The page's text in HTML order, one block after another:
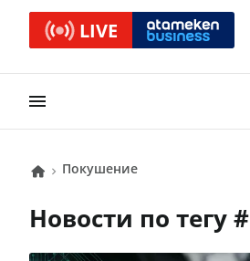
LIVE
покушение
Новости по тегу #